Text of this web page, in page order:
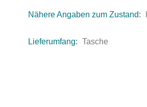
Nähere Angaben zum Zustand:
Lieferumfang: Tasche